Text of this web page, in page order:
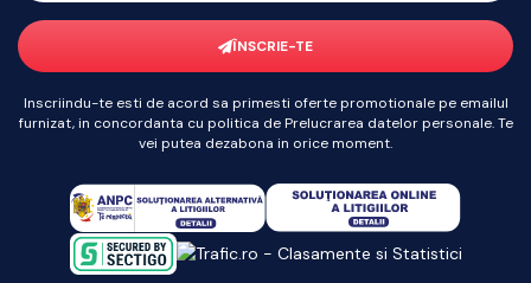
ÎNSCRIE-TE
Inscriindu-te esti de acord sa primesti oferte promotionale pe emailul
furnizat, in concordanta cu politica de Prelucrarea datelor personale. Te
vei putea dezabona in orice moment.